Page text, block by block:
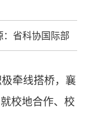
：省科协国际部
牵线搭桥，襄
校地合作、校